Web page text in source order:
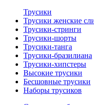
Трусики
Трусики женские
Трусики-стринги
Трусики-шорты
Трусики-танга
Трусики-бразилиана
Трусики-хипстеры
Высокие трусики
Бесшовные трусики
Наборы трусиков